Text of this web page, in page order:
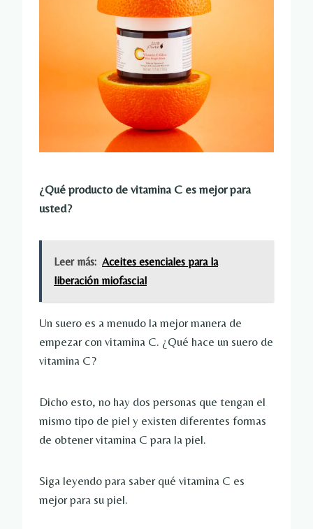
¿Qué producto de vitamina C es mejor para
usted?
Leer más: Aceites esenciales para la
liberación miofascial
Un suero es a menudo la mejor manera de
empezar con vitamina C. ¿Qué hace un suero de
vitamina C?
Dicho esto, no hay dos personas que tengan el
mismo tipo de piel y existen diferentes formas
de obtener vitamina C para la piel.
Siga leyendo para saber qué vitamina C es
mejor para su piel.